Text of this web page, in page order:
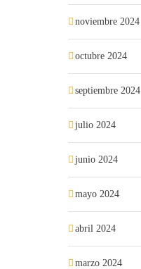
noviembre 2024
octubre 2024
septiembre 2024
julio 2024
junio 2024
mayo 2024
abril 2024
marzo 2024